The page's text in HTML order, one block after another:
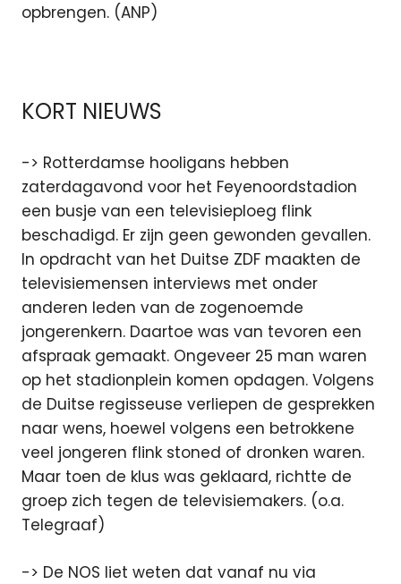
opbrengen. (ANP)
KORT NIEUWS
-> Rotterdamse hooligans hebben
zaterdagavond voor het Feyenoordstadion
een busje van een televisieploeg flink
beschadigd. Er zijn geen gewonden gevallen.
In opdracht van het Duitse ZDF maakten de
televisiemensen interviews met onder
anderen leden van de zogenoemde
jongerenkern. Daartoe was van tevoren een
afspraak gemaakt. Ongeveer 25 man waren
op het stadionplein komen opdagen. Volgens
de Duitse regisseuse verliepen de gesprekken
naar wens, hoewel volgens een betrokkene
veel jongeren flink stoned of dronken waren.
Maar toen de klus was geklaard, richtte de
groep zich tegen de televisiemakers. (o.a.
Telegraaf)
-> De NOS liet weten dat vanaf nu via